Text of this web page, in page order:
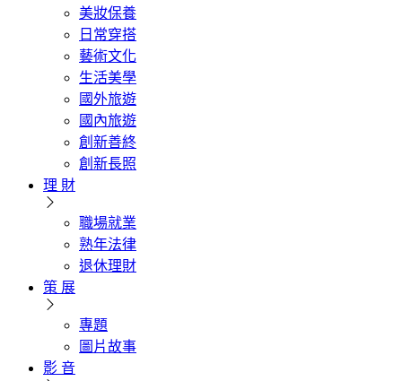
美妝保養
日常穿搭
藝術文化
生活美學
國外旅遊
國內旅遊
創新善終
創新長照
理 財
職場就業
熟年法律
退休理財
策 展
專題
圖片故事
影 音